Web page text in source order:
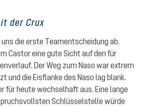
der Crux
die erste Teamentscheidung ab.
Castor eine gute Sicht auf den für
Der Weg zum Naso war extrem
und die Eisflanke des Naso lag blank.
für heute wechselhaft aus. Eine lange
Schlüsselstelle würde